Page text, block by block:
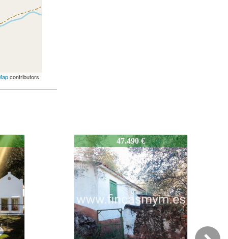
contributors
1235-9999838.000 €